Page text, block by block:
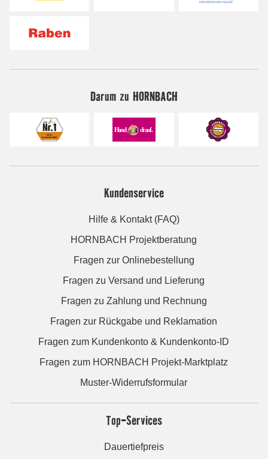
Darum zu HORNBACH
Kundenservice
Hilfe & Kontakt (FAQ)
HORNBACH Projektberatung
Fragen zur Onlinebestellung
Fragen zu Versand und Lieferung
Fragen zu Zahlung und Rechnung
Fragen zur Rückgabe und Reklamation
Fragen zum Kundenkonto & Kundenkonto-ID
Fragen zum HORNBACH Projekt-Marktplatz
Muster-Widerrufsformular
Top-Services
Dauertiefpreis